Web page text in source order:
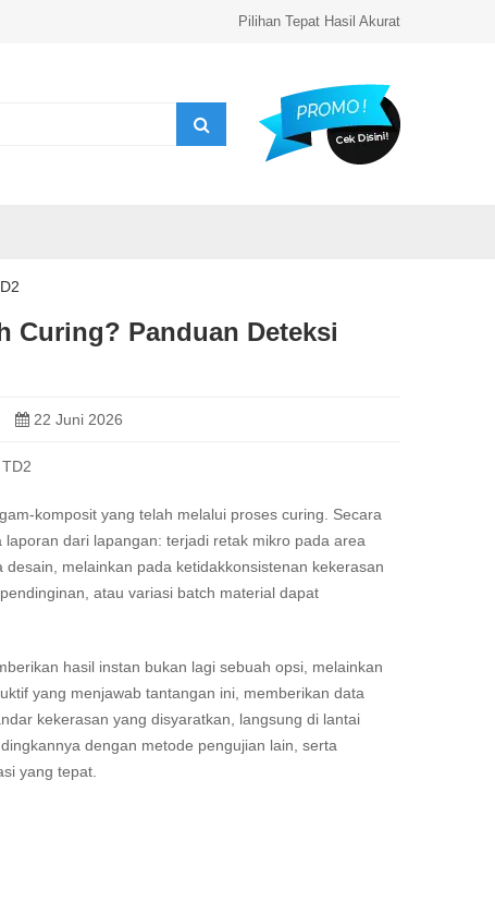
Pilihan Tepat Hasil Akurat
Curing? Panduan Deteksi
22 Juni 2026
komposit yang telah melalui proses curing. Secara
dari lapangan: terjadi retak mikro pada area
melainkan pada ketidakkonsistenan kekerasan
atau variasi batch material dapat
hasil instan bukan lagi sebuah opsi, melainkan
yang menjawab tantangan ini, memberikan data
kekerasan yang disyaratkan, langsung di lantai
dengan metode pengujian lain, serta
yang tepat.